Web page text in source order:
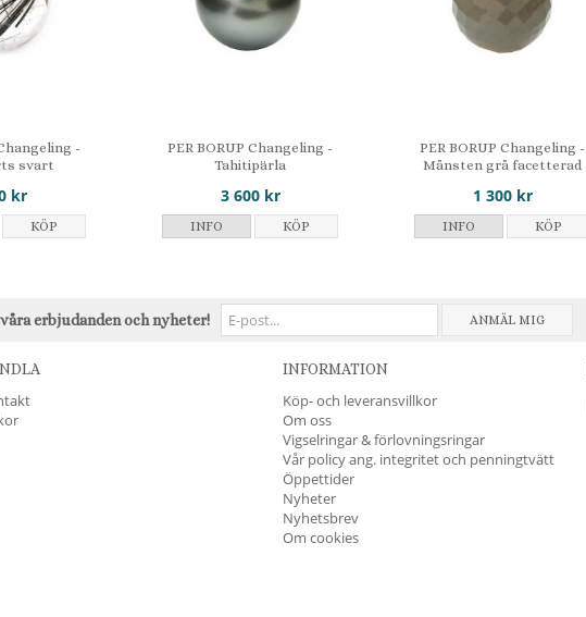
-
svart
kr
KÖP
PER BORUP Changeling -
Tahitipärla
3 600 kr
INFO KÖP
PER BORUP Changeling -
Månsten grå facetterad
1 300 kr
INFO KÖP
erbjudanden och nyheter! ANMÄL MIG
INFORMATION
Köp- och leveransvillkor
Om oss
Vigselringar & förlovningsringar
Vår policy ang. integritet och penningtvätt
Öppettider
Nyheter
Nyhetsbrev
Om cookies